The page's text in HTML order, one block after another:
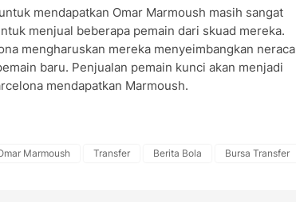
mendapatkan Omar Marmoush masih sangat
menjual beberapa pemain dari skuad mereka.
mengharuskan mereka menyeimbangkan neraca
baru. Penjualan pemain kunci akan menjadi
mendapatkan Marmoush.
Marmoush Transfer Berita Bola Bursa Transfer